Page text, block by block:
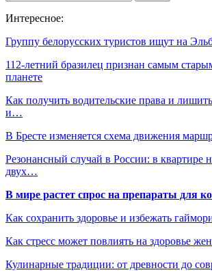
Интересное:
Группу белорусских туристов ищут на
112-летний бразилец признан самым
планете
Как получить водительские права и
и…
В Бресте изменяется схема движения
Резонансный случай в России: в квартире
двух…
В мире растет спрос на препараты для
Как сохранить здоровье и избежать
Как стресс может повлиять на здоровье
Кулинарные традиции: от древности до